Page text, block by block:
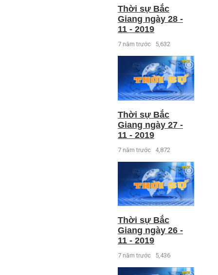
Thời sự Bắc
Giang ngày 28 -
11 - 2019
7 năm trước 5,632
Thời sự Bắc
Giang ngày 27 -
11 - 2019
7 năm trước 4,872
Thời sự Bắc
Giang ngày 26 -
11 - 2019
7 năm trước 5,436